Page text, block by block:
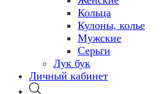
Кольца
Кулоны, колье
Мужские
Серьги
Лук бук
Личный кабинет